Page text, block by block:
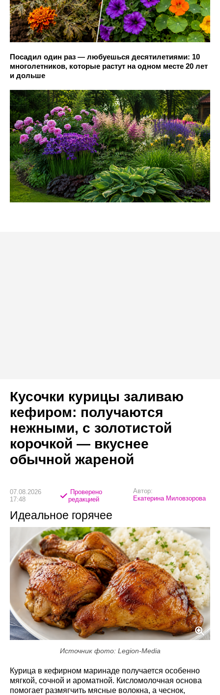
Посадил один раз — любуешься десятилетиями: 10
многолетников, которые растут на одном месте 20 лет
и дольше
Кусочки курицы заливаю
кефиром: получаются
нежными, с золотистой
корочкой — вкуснее
обычной жареной
07.08.2026
17:48
Проверено
редакцией
Автор:
Екатерина Миловзорова
Идеальное горячее
Источник фото: Legion-Media
Курица в кефирном маринаде получается особенно
мягкой, сочной и ароматной. Кисломолочная основа
помогает размягчить мясные волокна, а чеснок,